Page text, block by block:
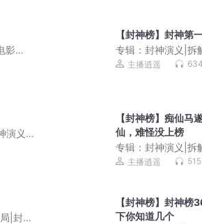
影
经
【封神榜】封神第
专辑：封神演义|拆
榜解析
主播逍遥 634
演义
【封神榜】痴仙马
仙，难怪没上榜
专辑：封神演义|拆
榜解析
主播逍遥 515
|封神
【封神榜】封神榜
下你知道几个